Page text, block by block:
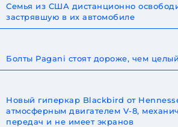
Семья из США дистанционно
застрявшую в их автомобиле
Болты Pagani стоят дороже, чем целый
Новый гиперкар Blackbird от
атмосферным двигателем V-8,
передач и не имеет экранов